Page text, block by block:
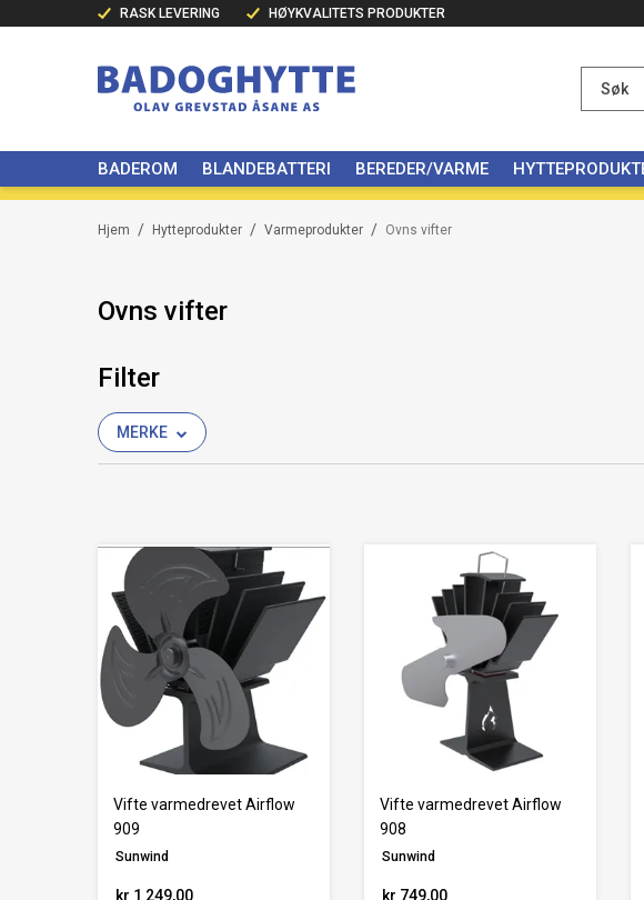
RASK LEVERING HØYKVALITETS PRODUKTER
BADEROM BLANDEBATTERI BEREDER/VARME
/
Hjem /
Hytteprodukter /
Varmeprodukter Ovns vifter
Ovns vifter
Filter
MERKE
Vifte varmedrevet Airflow
909
Sunwind
kr 1 249,00
Vifte varmedrevet Airflow
908
Sunwind
kr 749,00